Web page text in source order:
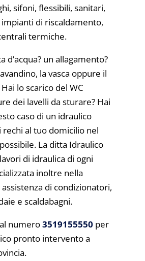
sifoni, flessibili, sanitari,
impianti di riscaldamento,
termiche.
d’acqua? un allagamento?
la vasca oppure il
lo scarico del WC
dei lavelli da sturare? Hai
caso di un idraulico
rechi al tuo domicilio nel
La ditta Idraulico
di idraulica di ogni
inoltre nella
di condizionatori,
e scaldabagni.
numero3519155550 per
pronto intervento a